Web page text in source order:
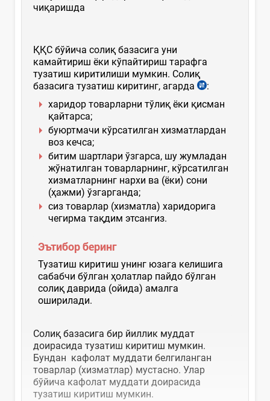
чиқаришда
ҚҚС бўйича солиқ базасига уни
камайтириш ёки кўпайтириш тарафга
тузатиш киритилиши мумкин. Солиқ
базасига тузатиш киритинг, агарда
:
харидор товарларни тўлиқ ёки қисман
қайтарса;
буюртмачи кўрсатилган хизматлардан
воз кечса;
битим шартлари ўзгарса, шу жумладан
жўнатилган товарларнинг, кўрсатилган
хизматларнинг нархи ва (ёки) сони
(ҳажми) ўзгарганда;
сиз товарлар (хизматла) харидорига
чегирма тақдим этсангиз.
Эътибор беринг
Тузатиш киритиш унинг юзага келишига
сабабчи бўлган ҳолатлар пайдо бўлган
солиқ даврида (ойида) амалга
оширилади.
Солиқ базасига бир йиллик муддат
доирасида тузатиш киритиш мумкин.
Бундан кафолат муддати белгиланган
товарлар (хизматлар) мустасно. Улар
бўйича кафолат муддати доирасида
тузатиш киритиш мумкин.